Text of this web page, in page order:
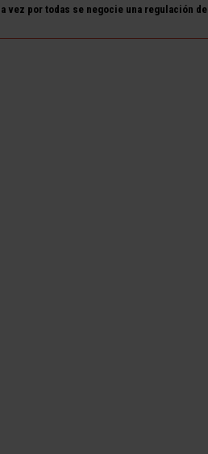
vez por todas se negocie una regulación de